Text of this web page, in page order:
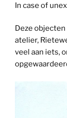
In case of
Deze
atelier,
veel aan iets,